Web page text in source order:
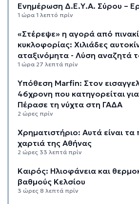
Ενημέρωση Δ.Ε.Υ.Α. Σύρου –
1 ώρα 1 λεπτό πρίν
«Στέρεψε» η αγορά από
κυκλοφορίας: Χιλιάδες
αταξινόμητα - Λύση αναζητά
1 ώρα 27 λεπτά πρίν
Υπόθεση Marfin: Στον
46χρονη που κατηγορείται
Πέρασε τη νύχτα στη ΓΑΔΑ
2 ώρες πρίν
Χρηματιστήριο: Αυτά είναι τα
χαρτιά της Αθήνας
2 ώρες 33 λεπτά πρίν
Καιρός: Ηλιοφάνεια και
βαθμούς Κελσίου
3 ώρες 8 λεπτά πρίν